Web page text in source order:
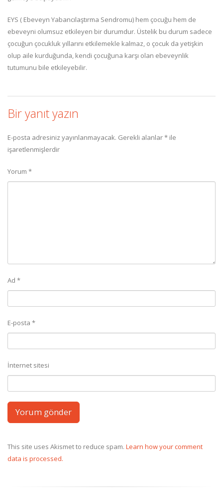
EYS ( Ebeveyn Yabancılaştırma Sendromu) hem çocuğu hem de
ebeveyni olumsuz etkileyen bir durumdur. Üstelik bu durum sadece
çocuğun çocukluk yıllarını etkilemekle kalmaz, o çocuk da yetişkin
olup aile kurduğunda, kendi çocuğuna karşı olan ebeveynlik
tutumunu bile etkileyebilir.
Bir yanıt yazın
E-posta adresiniz yayınlanmayacak. Gerekli alanlar* ile
işaretlenmişlerdir
Yorum *
Ad *
E-posta *
İnternet sitesi
This site uses Akismet to reduce spam. Learn how your comment
data is processed.